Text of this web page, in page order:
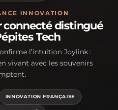
INNOVATION
connecté distingué
Tech
l’intuition Joylink :
vivant avec les souvenirs
INNOVATION FRANÇAISE